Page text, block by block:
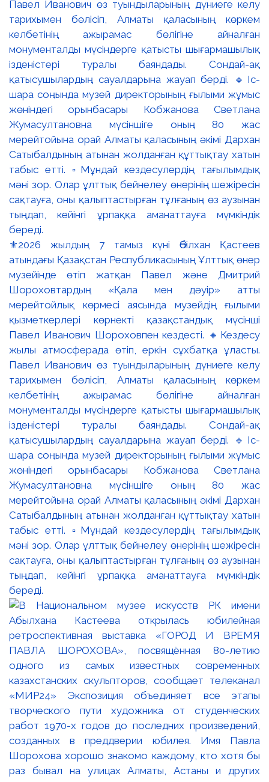
⚜️2026 жылдың 7 тамыз күні Әбілхан Қастеев
атындағы Қазақстан Республикасының Ұлттық өнер
музейінде өтіп жатқан Павел және Дмитрий
Шороховтардың «Қала мен дәуір» атты
мерейтойлық көрмесі аясында музейдің ғылыми
қызметкерлері көрнекті қазақстандық мүсінші
Павел Иванович Шороховпен кездесті. 🔸Кездесу
жылы атмосферада өтіп, еркін сұхбатқа ұласты.
Павел Иванович өз туындыларының дүниеге келу
тарихымен бөлісіп, Алматы қаласының көркем
келбетінің ажырамас бөлігіне айналған
монументалды мүсіндерге қатысты шығармашылық
ізденістері туралы баяндады. Сондай-ақ
қатысушылардың сауалдарына жауап берді. 🔹Іс-
шара соңында музей директорының ғылыми жұмыс
жөніндегі орынбасары Кобжанова Светлана
Жумасултановна мүсіншіге оның 80 жас
мерейтойына орай Алматы қаласының әкімі Дархан
Сатыбалдының атынан жолданған құттықтау хатын
табыс етті. ▫️Мұндай кездесулердің тағылымдық
мәні зор. Олар ұлттық бейнелеу өнерінің шежіресін
сақтауға, оны қалыптастырған тұлғаның өз аузынан
тыңдап, кейінгі ұрпаққа аманаттауға мүмкіндік
береді.